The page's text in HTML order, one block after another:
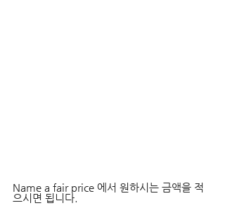
Name a fair price 에서 원하시는 금액을 적
으시면 됩니다.